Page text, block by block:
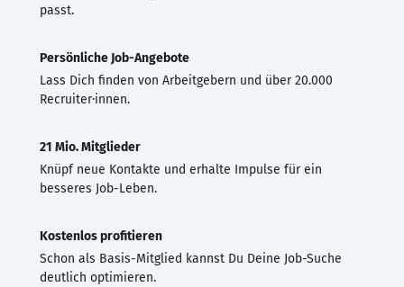
passt.
Persönliche Job-Angebote
Lass Dich finden von Arbeitgebern und über 20.000
Recruiter·innen.
21 Mio. Mitglieder
Knüpf neue Kontakte und erhalte Impulse für ein
besseres Job-Leben.
Kostenlos profitieren
Schon als Basis-Mitglied kannst Du Deine Job-Suche
deutlich optimieren.